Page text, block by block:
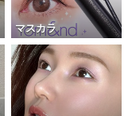
マスカラ